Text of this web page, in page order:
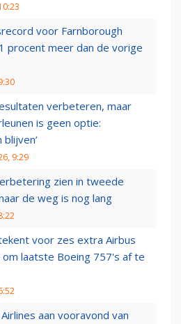
voor Farnborough
procent meer dan de vorige
verbeteren, maar
is geen optie:
blijven’
9:29
zien in tweede
de weg is nog lang
voor zes extra Airbus
om laatste Boeing 757's af te
aan vooravond van